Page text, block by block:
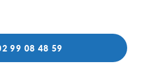
99 08 48 59